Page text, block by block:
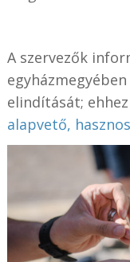
A szervezők
elindítását; ehhez
alapvető,